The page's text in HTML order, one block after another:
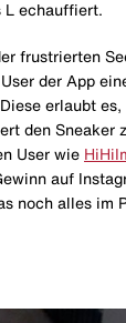
L echauffiert.
frustrierten
der App
erlaubt es,
den Sneaker
User wie
auf
noch alles im